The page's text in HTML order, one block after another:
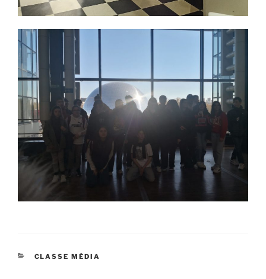
CATÉGORIES
CLASSE MÉDIA